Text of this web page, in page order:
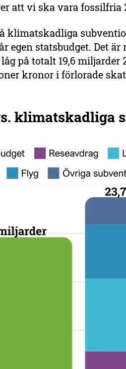
att vi ska vara fossilfria
klimatskadliga
egen statsbudget. Det är
på totalt 19,6 miljarder
kronor i förlorade
klimatskadliga